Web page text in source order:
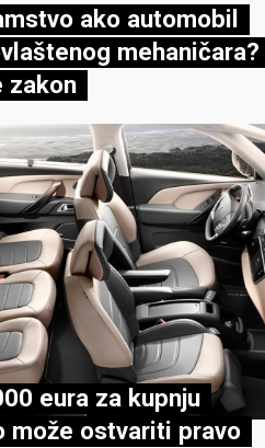
ako automobil
mehaničara?
zakon
eura za kupnju
može ostvariti pravo